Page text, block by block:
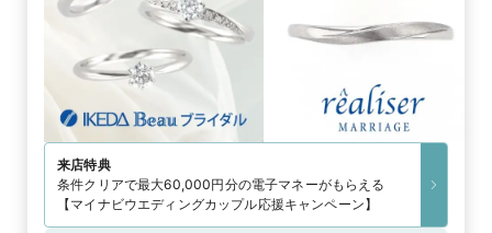
来店特典
条件クリアで最大60,000円分の電子マネーがもらえる
【マイナビウエディングカップル応援キャンペーン】